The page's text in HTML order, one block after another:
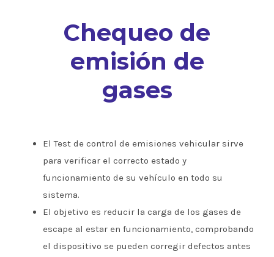
Chequeo de
emisión de
gases
El Test de control de emisiones vehicular sirve
para verificar el correcto estado y
funcionamiento de su vehículo en todo su
sistema.
El objetivo es reducir la carga de los gases de
escape al estar en funcionamiento, comprobando
el dispositivo se pueden corregir defectos antes